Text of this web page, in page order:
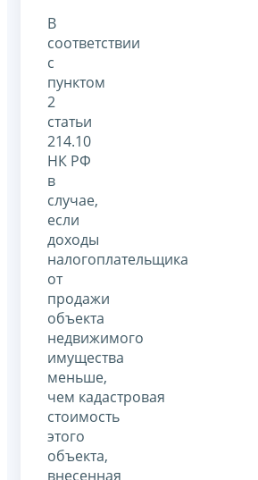
В
соответствии
с
пунктом
2
статьи
214.10
НК РФ
в
случае,
если
доходы
налогоплательщика
от
продажи
объекта
недвижимого
имущества
меньше,
чем кадастровая
стоимость
этого
объекта,
внесенная